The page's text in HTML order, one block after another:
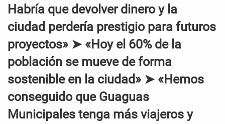
Habría que devolver dinero y la
ciudad perdería prestigio para futuros
proyectos» ➤ «Hoy el 60% de la
población se mueve de forma
sostenible en la ciudad» ➤ «Hemos
conseguido que Guaguas
Municipales tenga más viajeros y